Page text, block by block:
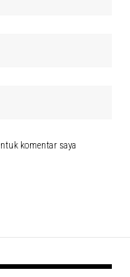
komentar saya